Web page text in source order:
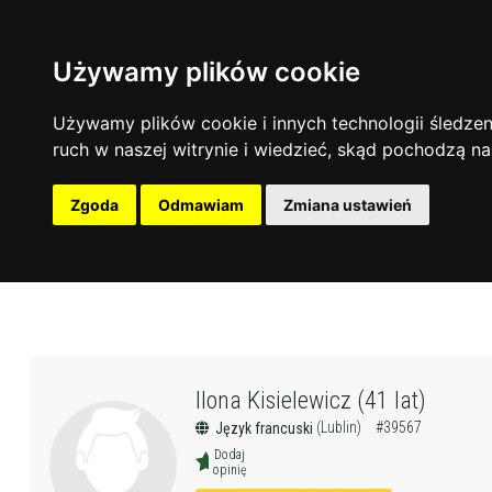
Używamy plików cookie
Używamy plików cookie i innych technologii
ruch w naszej witrynie i wiedzieć, skąd pochodzą
Zgoda Odmawiam Zmiana ustawień
Ilona Kisielewicz (41 lat)
Język francuski (Lublin) #39567
Dodaj
opinię